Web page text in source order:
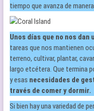
tiempo que avanza de
Unos días que no nos dan
tareas que nos mantienen
terreno, cultivar, plantar,
largo etcétera. Que termina
y esas necesidades de
través de comer y dormir.
Si bien hay una variedad de